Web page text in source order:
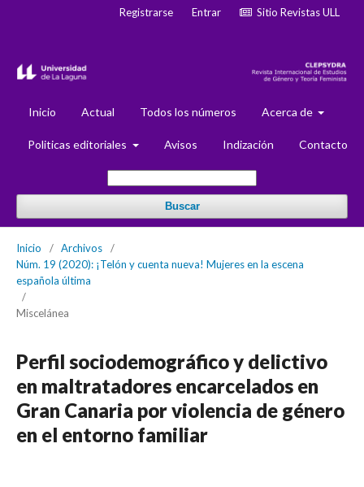
Inicio Actual Todos los números Acerca de
Politicas editoriales Avisos Indización Contacto
Buscar
Registrarse Entrar Sitio Revistas ULL
Inicio / Archivos
/
Núm. 19 (2020): ¡Telón y cuenta nueva! Mujeres en la escena
española última
/
Miscelánea
Perfil sociodemográfico y delictivo
en maltratadores encarcelados en
Gran Canaria por violencia de género
en el entorno familiar